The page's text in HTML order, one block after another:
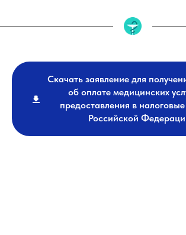
Скачать заявление для
об оплате медицинских
предоставления в
Российской